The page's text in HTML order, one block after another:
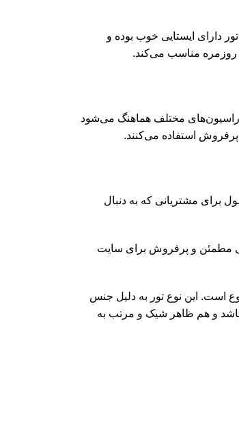
دارای ایستایی خوب بوده و
روزمره مناسب می‌کند.
مختلف هماهنگ می‌شود
پرفروش استفاده می‌کنند.
برای مشتریانی که به دنبال
مطمئن و پرفروش برای سایت
است. این نوع تور به دلیل جنس
و هم ظاهر شیک و مرتب به